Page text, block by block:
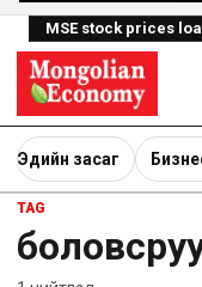
MSE stock prices
Эдийн засаг
TAG